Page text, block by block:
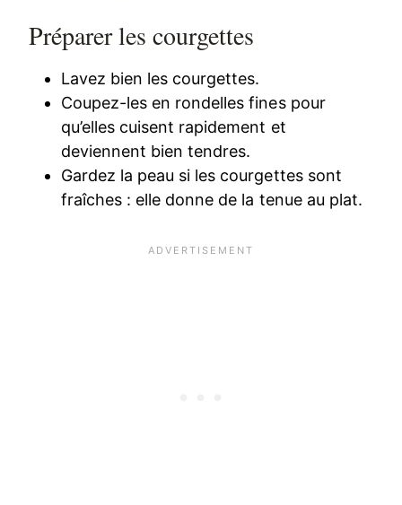
Préparer les courgettes
Lavez bien les courgettes.
Coupez-les en rondelles fines pour
qu’elles cuisent rapidement et
deviennent bien tendres.
Gardez la peau si les courgettes sont
fraîches : elle donne de la tenue au plat.